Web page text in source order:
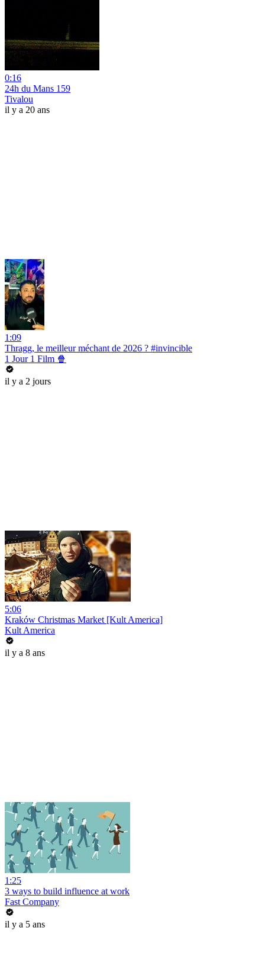
0:16
24h du Mans 159
Tivalou
il y a 20 ans
1:09
Thragg, le meilleur méchant de 2026 ? #invincible
1 Jour 1 Film 🍿
il y a 2 jours
5:06
Kraków Christmas Market [Kult America]
Kult America
il y a 8 ans
1:25
3 ways to build influence at work
Fast Company
il y a 5 ans